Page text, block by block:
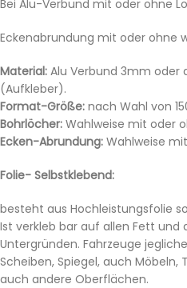
Bei Alu-Verbund mit oder ohne
Eckenabrundung mit oder ohne
Material: Alu Verbund 3mm oder
(Aufkleber).
Format-Größe: nach Wahl von
Bohrlöcher: Wahlweise mit oder
Ecken-Abrundung: Wahlweise
Folie- Selbstklebend:
besteht aus Hochleistungsfolie
Ist verkleb bar auf allen Fett und
Untergründen. Fahrzeuge
Scheiben, Spiegel, auch
auch andere Oberflächen.